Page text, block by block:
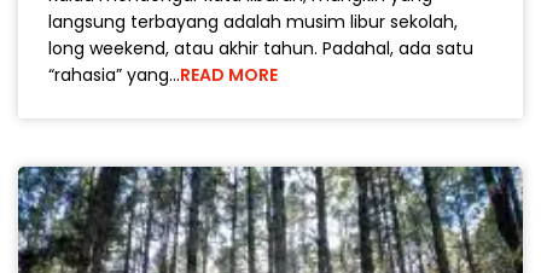
langsung terbayang adalah musim libur sekolah,
long weekend, atau akhir tahun. Padahal, ada satu
“rahasia” yang…READ MORE